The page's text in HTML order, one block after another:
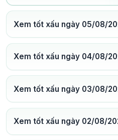
Xem tốt xấu ngày 05/08/
Xem tốt xấu ngày 04/08/
Xem tốt xấu ngày 03/08/
Xem tốt xấu ngày 02/08/